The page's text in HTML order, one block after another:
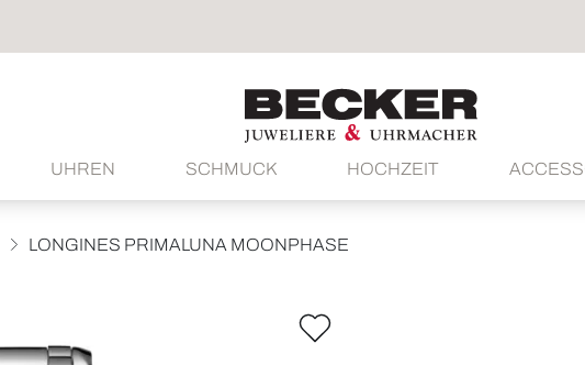
UHREN SCHMUCK HOCHZEIT
LONGINES PRIMALUNA MOONPHASE